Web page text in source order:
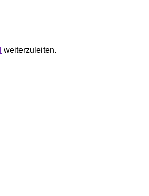
weiterzuleiten.